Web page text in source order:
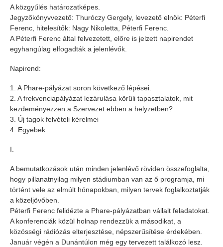
A közgyűlés határozatképes.
Jegyzőkönyvvezető: Thuróczy Gergely, levezető elnök: Péterfi
Ferenc, hitelesítők: Nagy Nikoletta, Péterfi Ferenc.
A Péterfi Ferenc által felvezetett, előre is jelzett napirendet
egyhangúlag elfogadták a jelenlévők.
Napirend:
1. A Phare-pályázat soron következő lépései.
2. A frekvenciapályázat lezárulása körüli tapasztalatok, mit
kezdeményezzen a Szervezet ebben a helyzetben?
3. Új tagok felvételi kérelmei
4. Egyebek
I.
A bemutatkozások után minden jelenlévő röviden összefoglalta,
hogy pillanatnyilag milyen stádiumban van az ő programja, mi
történt vele az elmúlt hónapokban, milyen tervek foglalkoztatják
a közeljövőben.
Péterfi Ferenc felidézte a Phare-pályázatban vállalt feladatokat.
A konferenciák közül holnap rendezzük a másodikat, a
közösségi rádiózás elterjesztése, népszerűsítése érdekében.
Január végén a Dunántúlon még egy tervezett találkozó lesz.